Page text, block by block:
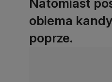
obiema
poprze.